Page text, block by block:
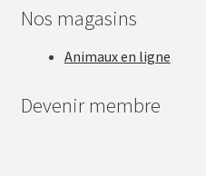
Nos magasins
Animaux en ligne
Devenir membre